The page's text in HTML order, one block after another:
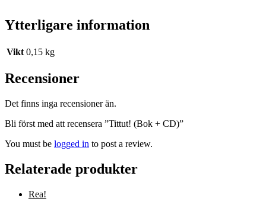
Ytterligare information
Vikt 0,15 kg
Recensioner
Det finns inga recensioner än.
Bli först med att recensera ”Tittut! (Bok + CD)”
You must be logged in to post a review.
Relaterade produkter
Rea!